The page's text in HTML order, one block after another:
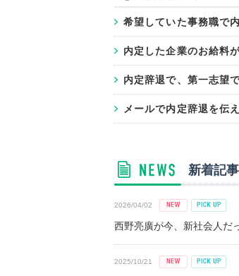
希望していた事務職で
内定した企業のお給料
内定辞退で、第一志望
メールで内定辞退を伝
新着記事
2026/04/02
西野亮廣が今、新社会人だ
2025/10/21